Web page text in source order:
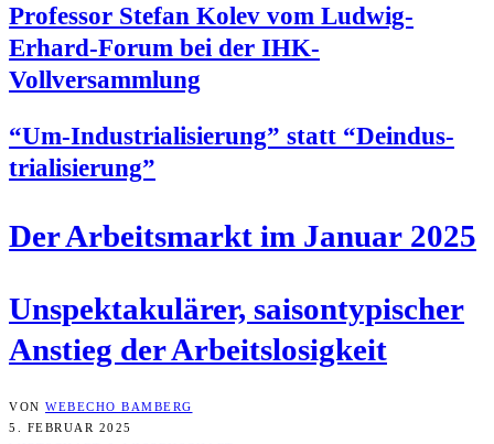
Pro­fes­sor Ste­fan Kolev vom Lud­wig-
Erhard-Forum bei der IHK-
Vollversammlung
“Um-Indus­tria­li­sie­rung” statt “Deindus­
tria­li­sie­rung”
Der Arbeits­markt im Janu­ar 2025
Unspek­ta­ku­lä­rer, sai­son­ty­pi­scher
Anstieg der Arbeitslosigkeit
VON WEBECHO BAMBERG
5. FEBRUAR 2025